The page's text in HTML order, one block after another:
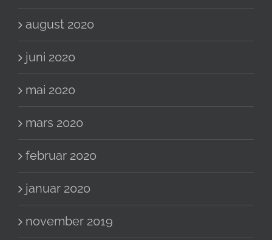
august 2020
juni 2020
mai 2020
mars 2020
februar 2020
januar 2020
november 2019